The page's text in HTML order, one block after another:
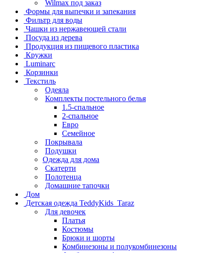
Wilmax под заказ
Формы для выпечки и запекания
Фильтр для воды
Чашки из нержавеющей стали
Посуда из дерева
Продукция из пищевого пластика
Кружки
Luminarc
Корзинки
Текстиль
Одеяла
Комплекты постельного белья
1.5-спальное
2-спальное
Евро
Семейное
Покрывала
Подушки
Одежда для дома
Скатерти
Полотенца
Домашние тапочки
Дом
Детская одежда TeddyKids_Taraz
Для девочек
Платья
Костюмы
Брюки и шорты
Комбинезоны и полукомбинезоны